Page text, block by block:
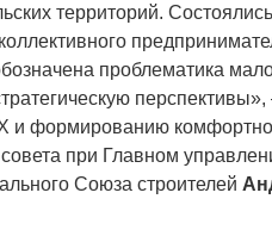
территорий.
проблематика
перспективы»,
и формированию
при Главном
Союза строителей